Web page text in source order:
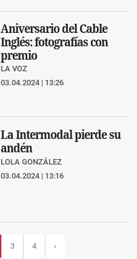
Aniversario del Cable
Inglés: fotografías con
premio
LA VOZ
03.04.2024 | 13:26
La Intermodal pierde su
andén
LOLA GONZÁLEZ
03.04.2024 | 13:16
3 4 ›